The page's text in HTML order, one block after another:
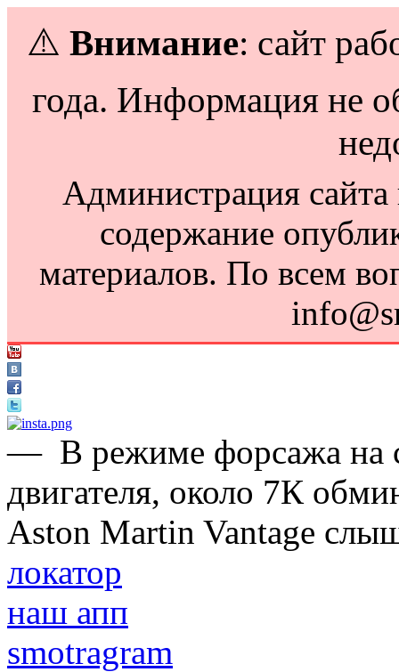
⚠️ Внимание: сайт
года. Информация не
Администрация сайта
содержание
материалов. По всем
— В режиме форсажа на
двигателя, около 7К
Aston Martin Vantage
локатор
наш апп
smotragram